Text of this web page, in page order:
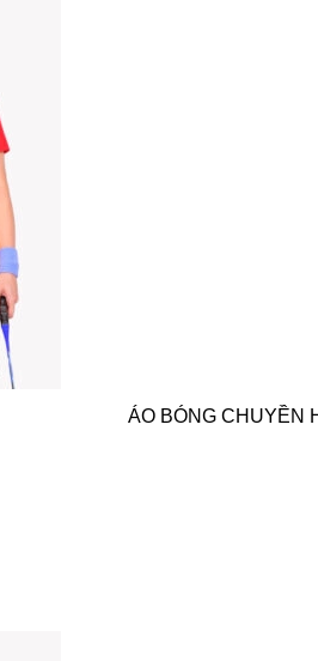
ÁO BÓNG CHUYỀN